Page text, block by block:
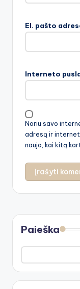
El. pašto
Interneto
Noriu savo
adresą ir
naujo, kai kitą
Paieška